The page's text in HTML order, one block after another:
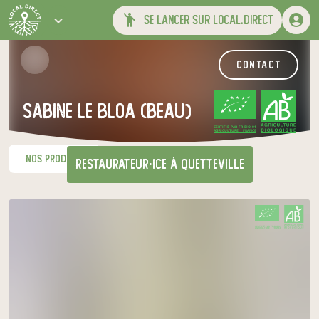
se lancer sur local.direct
contact
sabine le bloa (beau)
CERTIFIÉ PAR FR-BIO-01
AGRICULTURE FRANCE
restaurateur·ice à Quetteville
nos produits
CERTIFIÉ PAR FR-BIO-01
AGRICULTURE FRANCE